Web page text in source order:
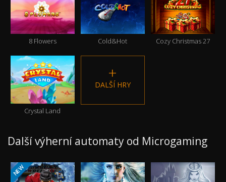
8 Flowers Cold&Hot Cozy Christmas 27
Crystal Land
DALŠÍ HRY
Další výherní automaty od Microgaming
NEW